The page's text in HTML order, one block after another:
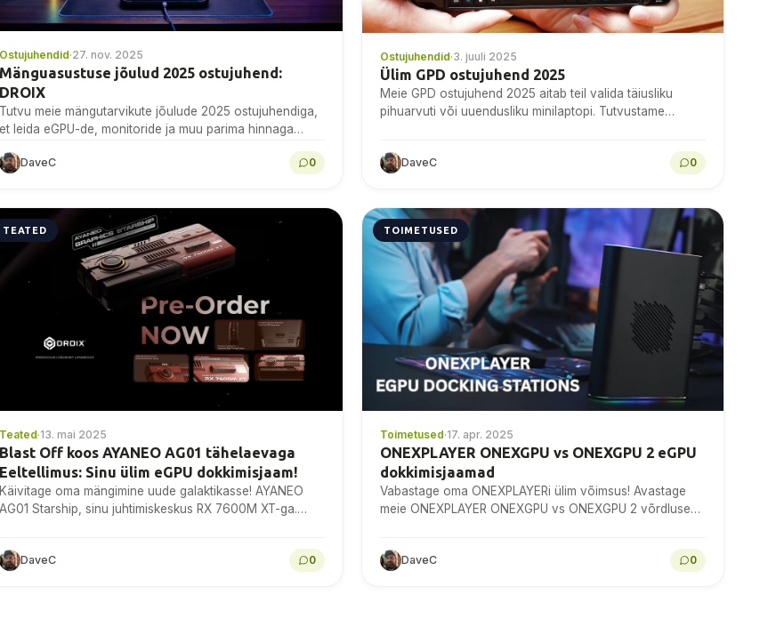
Ostujuhendid·27. nov. 2025
Mänguasustuse jõulud 2025 ostujuhend:
DROIX
Tutvu meie mängutarvikute jõulude 2025 ostujuhendiga,
et leida eGPU-de, monitoride ja muu parima hinnaga
DaveC 0
Ostujuhendid·3. juuli 2025
Ülim GPD ostujuhend 2025
Meie GPD ostujuhend 2025 aitab teil valida täiusliku
pihuarvuti või uuendusliku minilaptopi. Tutvustame
DaveC 0
TEATED
Teated·13. mai 2025
Blast Off koos AYANEO AG01 tähelaevaga
Eeltellimus: Sinu ülim eGPU dokkimisjaam!
Käivitage oma mängimine uude galaktikasse! AYANEO
AG01 Starship, sinu juhtimiskeskus RX 7600M XT-ga.
DaveC 0
TOIMETUSED
Toimetused·17. apr. 2025
ONEXPLAYER ONEXGPU vs ONEXGPU 2 eGPU
dokkimisjaamad
Vabastage oma ONEXPLAYERi ülim võimsus! Avastage
meie ONEXPLAYER ONEXGPU vs ONEXGPU 2 võrdluses,
DaveC 0